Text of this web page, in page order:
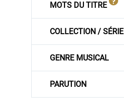
MOTS DU TITRE
COLLECTION / SÉRIE
GENRE MUSICAL
PARUTION